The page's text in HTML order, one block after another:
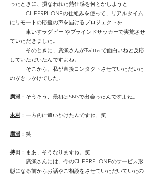
ったときに、損なわれた熱狂感を何とかしようと
CHEERPHONEの仕組みを使って、リアルタイム
にリモートの応援の声を届けるプロジェクトを
車いすラグビー やブラインドサッカーで実施させ
ていただきました。
そのときに、廣瀬さんがTwitterで面白いねと反応
していただいたんですよね。
そこから、私が直接コンタクトさせていただいた
のがきっかけでした。
廣瀬 ：そうそう、最初はSNSで出会ったんですよね。
木村：一方的に追いかけたんですね。笑
廣瀬 ：笑
持田 ：まあ、そうなりますね。笑
廣瀬さんには、今のCHEERPHONEのサービス形
態になる前からお話やご相談をさせていただいていたの